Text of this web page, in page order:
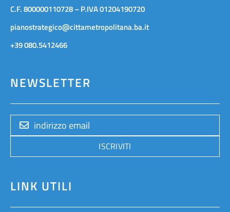
C.F. 800000110728 – P.IVA 01204190720
pianostrategico@cittametropolitana.ba.it
+39 080.5412466
NEWSLETTER
ISCRIVITI
LINK UTILI